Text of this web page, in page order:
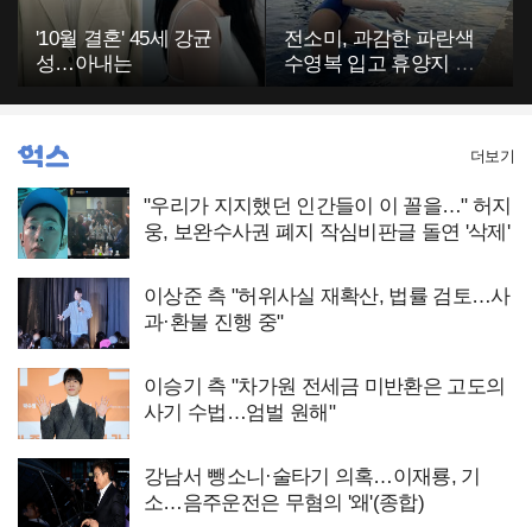
'10월 결혼' 45세 강균
성…아내는
전소미, 과감한 파란색
수영복 입고 휴양지 포
"우리가 지지했던 인간들이 이 꼴을…" 허지
웅, 보완수사권 폐지 작심비판글 돌연 '삭제'
이상준 측 "허위사실 재확산, 법률 검토…사
과·환불 진행 중"
이승기 측 "차가원 전세금 미반환은 고도의
사기 수법…엄벌 원해"
강남서 뺑소니·술타기 의혹…이재룡, 기
소…음주운전은 무혐의 '왜'(종합)
더보기